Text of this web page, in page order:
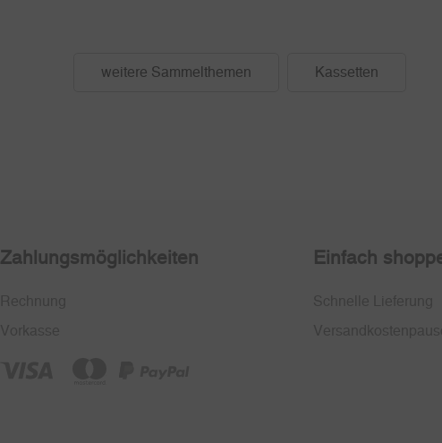
weitere Sammelthemen Kassetten
Zahlungsmöglichkeiten Einfach